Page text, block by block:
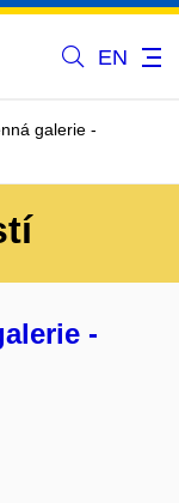
EN
galerie -
-